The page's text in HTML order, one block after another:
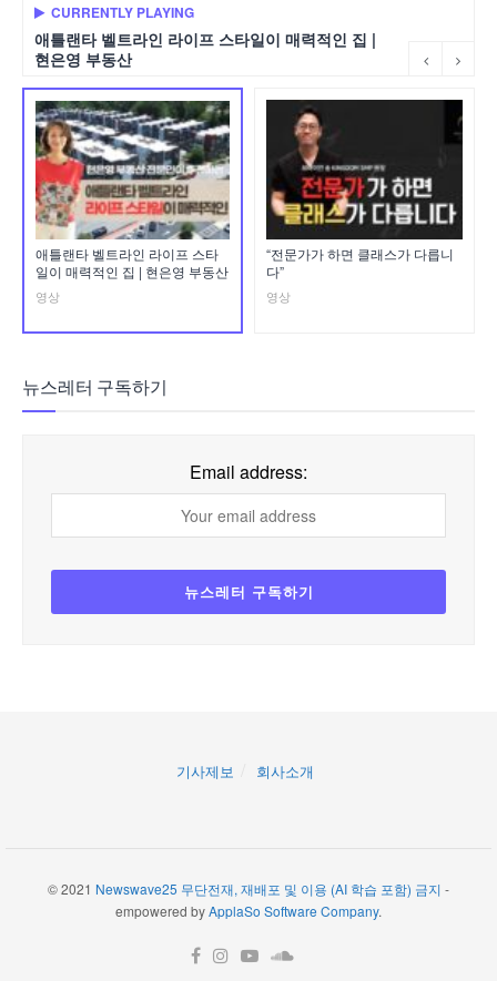
CURRENTLY PLAYING
애틀랜타 벨트라인 라이프 스타일이 매력적인 집 |
현은영 부동산
애틀랜타 벨트라인 라이프 스타
일이 매력적인 집 | 현은영 부동산
영상
“전문가가 하면 클래스가 다릅니
다”
영상
뉴스레터 구독하기
Email address:
기사제보 회사소개
© 2021 Newswave25 무단전재, 재배포 및 이용 (AI 학습 포함) 금지 -
empowered byApplaSo Software Company.